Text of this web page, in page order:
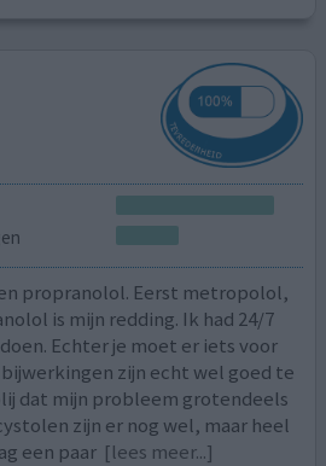
propranolol. Eerst metropolol,
is mijn redding. Ik had 24/7
Echter je moet er iets voor
zijn echt wel goed te
dat mijn probleem grotendeels
zijn er nog wel, maar heel
een paar [lees meer...]